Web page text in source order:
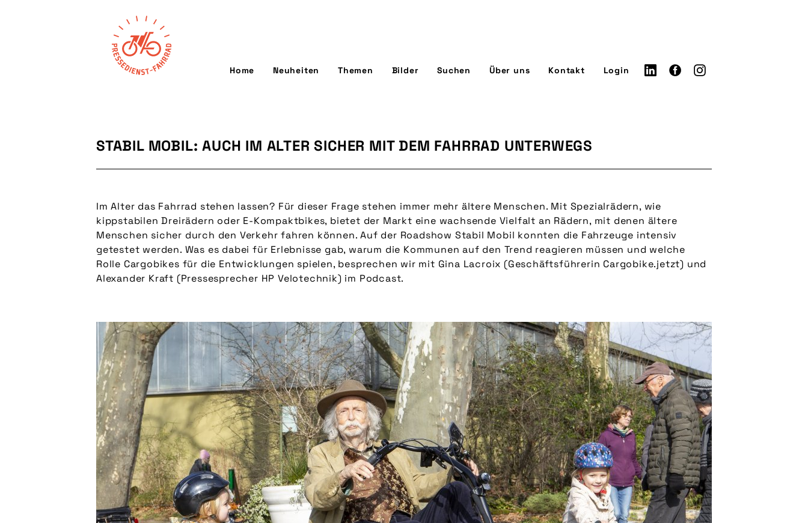
Home Neuheiten Themen Bilder Suchen Über uns Kontakt Login
STABIL MOBIL: AUCH IM ALTER SICHER MIT DEM FAHRRAD UNTERWEGS
Im Alter das Fahrrad stehen lassen? Für dieser Frage stehen immer mehr ältere Menschen. Mit Spezialrädern, wie
kippstabilen Dreirädern oder E-Kompaktbikes, bietet der Markt eine wachsende Vielfalt an Rädern, mit denen ältere
Menschen sicher durch den Verkehr fahren können. Auf der Roadshow Stabil Mobil konnten die Fahrzeuge intensiv
getestet werden. Was es dabei für Erlebnisse gab, warum die Kommunen auf den Trend reagieren müssen und welche
Rolle Cargobikes für die Entwicklungen spielen, besprechen wir mit Gina Lacroix (Geschäftsführerin Cargobike.jetzt) und
Alexander Kraft (Pressesprecher HP Velotechnik) im Podcast.